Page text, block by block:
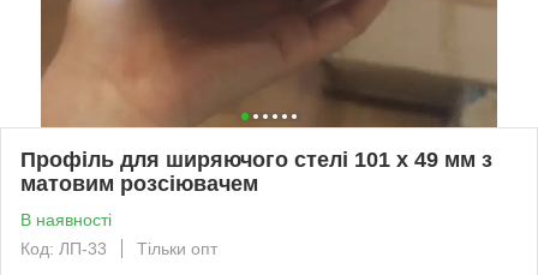
Профіль для ширяючого стелі 101 х 49 мм з
матовим розсіювачем
В наявності
Код: ЛП-33
Тільки опт